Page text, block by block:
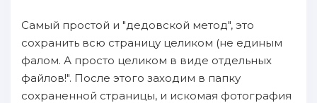
Самый простой и "дедовской метод", это
сохранить всю страницу целиком (не единым
фалом. А просто целиком в виде отдельных
файлов!". После этого заходим в папку
сохраненной страницы, и искомая фотография